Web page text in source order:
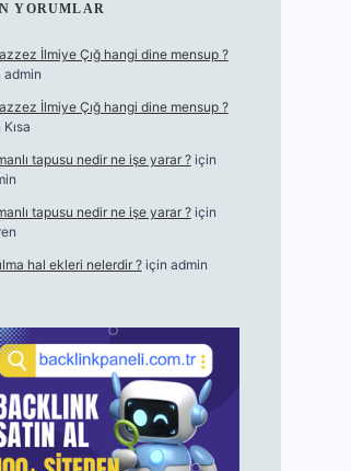
YORUMLAR
İlmiye Çığ hangi dine mensup ?
admin
İlmiye Çığ hangi dine mensup ?
Kısa
tapusu nedir ne işe yarar ?için
tapusu nedir ne işe yarar ?için
hal ekleri nelerdir ?için admin